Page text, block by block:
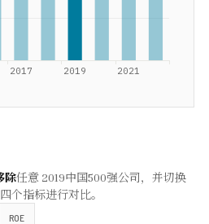
除任意 2019中国500强公司，并切换
个指标进行对比。
ROE